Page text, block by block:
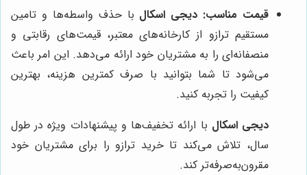
قیمت مناسب: دیجی اسکال با حذف واسطه‌ها و تامین
مستقیم ترازو از کارخانه‌های معتبر، قیمت‌های رقابتی و
منصفانه‌ای را به مشتریان خود ارائه می‌دهد. این امر باعث
می‌شود تا شما بتوانید با صرف کمترین هزینه، بهترین
کیفیت را تجربه کنید.
دیجی اسکال با ارائه تخفیف‌ها و پیشنهادات ویژه در طول
سال، تلاش می‌کند تا خرید ترازو را برای مشتریان خود
مقرون‌به‌صرفه‌تر کند.